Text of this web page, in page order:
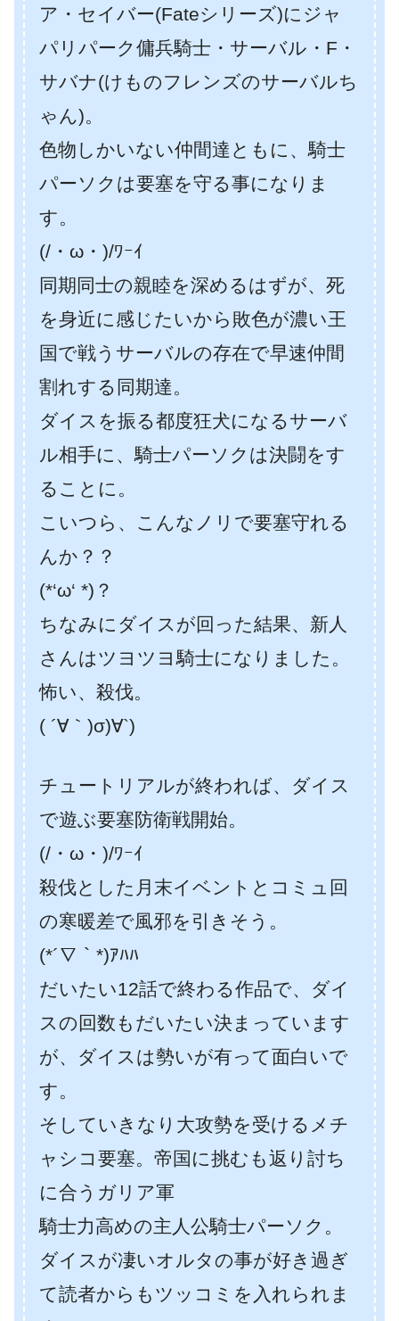
ア・セイバー(Fateシリーズ)にジャ
パリパーク傭兵騎士・サーバル・F・
サバナ(けものフレンズのサーバルち
ゃん)。
色物しかいない仲間達ともに、騎士
パーソクは要塞を守る事になりま
す。
(/・ω・)/ﾜｰｲ
同期同士の親睦を深めるはずが、死
を身近に感じたいから敗色が濃い王
国で戦うサーバルの存在で早速仲間
割れする同期達。
ダイスを振る都度狂犬になるサーバ
ル相手に、騎士パーソクは決闘をす
ることに。
こいつら、こんなノリで要塞守れる
んか？？
(*‘ω‘ *)？
ちなみにダイスが回った結果、新人
さんはツヨツヨ騎士になりました。
怖い、殺伐。
( ´∀｀)σ)∀`)
チュートリアルが終われば、ダイス
で遊ぶ要塞防衛戦開始。
(/・ω・)/ﾜｰｲ
殺伐とした月末イベントとコミュ回
の寒暖差で風邪を引きそう。
(*´∇｀*)ｱﾊﾊ
だいたい12話で終わる作品で、ダイ
スの回数もだいたい決まっています
が、ダイスは勢いが有って面白いで
す。
そしていきなり大攻勢を受けるメチ
ャシコ要塞。帝国に挑むも返り討ち
に合うガリア軍
騎士力高めの主人公騎士パーソク。
ダイスが凄いオルタの事が好き過ぎ
て読者からもツッコミを入れられま